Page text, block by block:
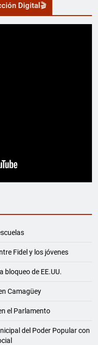
Digital🎬
Fidel y los jóvenes
bloqueo de EE.UU.
Camagüey
el Parlamento
del Poder Popular con